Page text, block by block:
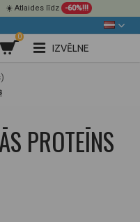
☀️ Atlaides līdz -60%!!!
0
IZVĒLNE
PROTEĪNS